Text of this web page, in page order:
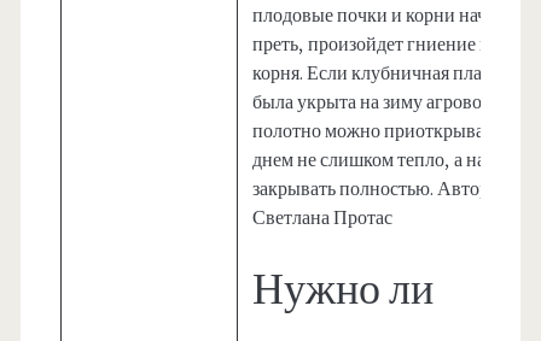
плодовые почки и корни начнут
преть, произойдет гниение шейки
корня. Если клубничная плантация
была укрыта на зиму
полотно можно приоткрывать,
днем не слишком тепло, а на ночь
закрывать полностью. Автор:
Светлана Протас
Нужно ли